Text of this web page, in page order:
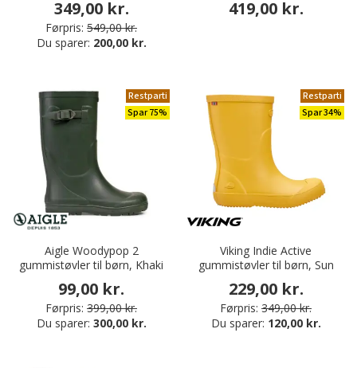
349,00 kr.
Førpris: 549,00 kr.
Du sparer: 200,00 kr.
419,00 kr.
Restparti
Spar 75%
Aigle Woodypop 2
gummistøvler til børn, Khaki
99,00 kr.
Førpris: 399,00 kr.
Du sparer: 300,00 kr.
Restparti
Spar 34%
Viking Indie Active
gummistøvler til børn, Sun
229,00 kr.
Førpris: 349,00 kr.
Du sparer: 120,00 kr.